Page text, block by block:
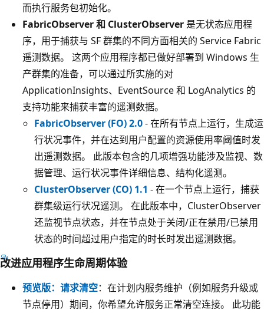
而执行服务包初始化。
FabricObserver 和 ClusterObserver 是无状态应用程
序，用于捕获与 SF 群集的不同方面相关的 Service Fabric
遥测数据。 这两个应用程序都已做好部署到 Windows 生
产群集的准备，可以通过所实施的对
ApplicationInsights、EventSource 和 LogAnalytics 的
支持功能来捕获丰富的遥测数据。
FabricObserver (FO) 2.0- 在所有节点上运行，生成运
行状况事件，并在达到用户配置的资源使用率阈值时发
出遥测数据。 此版本包含的几项增强功能涉及监视、数
据管理、运行状况事件详细信息、结构化遥测。
ClusterObserver (CO) 1.1 - 在一个节点上运行，捕获
群集级运行状况遥测。 在此版本中，ClusterObserver
还监视节点状态，并在节点处于关闭/正在禁用/已禁用
状态的时间超过用户指定的时长时发出遥测数据。
改进应用程序生命周期体验
预览版：请求清空：在计划内服务维护（例如服务升级或
节点停用）期间，你希望允许服务正常清空连接。 此功能